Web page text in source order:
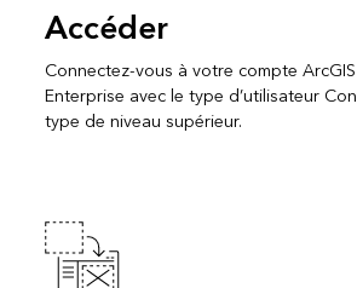
Accéder
Connectez-vous à votre compte
Enterprise avec le type d’utilisateur
type de niveau supérieur.